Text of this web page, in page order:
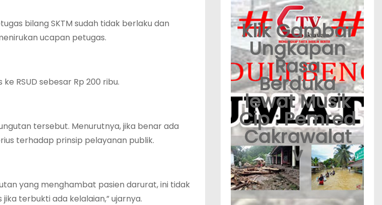
bilang SKTM sudah tidak berlaku dan
ucapan petugas.
RSUD sebesar Rp 200 ribu.
tersebut. Menurutnya, jika benar ada
terhadap prinsip pelayanan publik.
yang menghambat pasien darurat, ini tidak
terbukti ada kelalaian,” ujarnya.
Klik Gambar
Ungkapan
Rasa
Berduka
lewat Musik
Cip : Pemred
Cakrawalat
v